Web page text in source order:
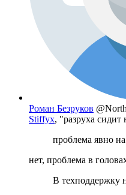
Роман Безруков
Stiffyx, "разруха сидит
проблема явно
нет, проблема в
В техподдержку